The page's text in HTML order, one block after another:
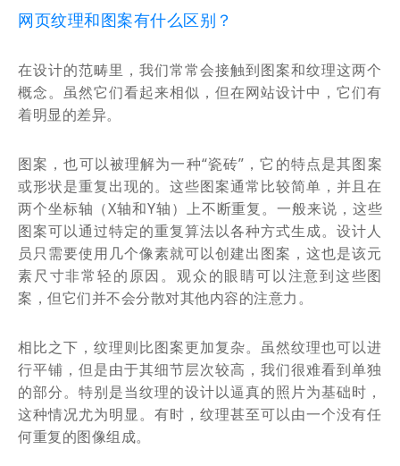
网页纹理和图案有什么区别？
在设计的范畴里，我们常常会接触到图案和纹理这两个
概念。虽然它们看起来相似，但在网站设计中，它们有
着明显的差异。
图案，也可以被理解为一种“瓷砖”，它的特点是其图案
或形状是重复出现的。这些图案通常比较简单，并且在
两个坐标轴（X轴和Y轴）上不断重复。一般来说，这些
图案可以通过特定的重复算法以各种方式生成。设计人
员只需要使用几个像素就可以创建出图案，这也是该元
素尺寸非常轻的原因。观众的眼睛可以注意到这些图
案，但它们并不会分散对其他内容的注意力。
相比之下，纹理则比图案更加复杂。虽然纹理也可以进
行平铺，但是由于其细节层次较高，我们很难看到单独
的部分。特别是当纹理的设计以逼真的照片为基础时，
这种情况尤为明显。有时，纹理甚至可以由一个没有任
何重复的图像组成。